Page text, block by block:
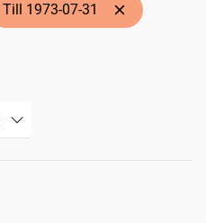
Till 1973-07-31